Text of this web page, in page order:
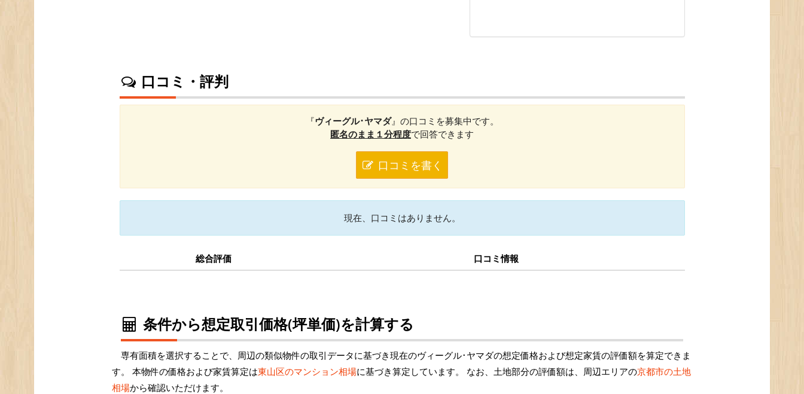
口コミ・評判
『ヴィーグル･ヤマダ』の口コミを募集中です。
匿名のまま１分程度で回答できます
口コミを書く
現在、口コミはありません。
総合評価 口コミ情報
条件から想定取引価格(坪単価)を計算する
専有面積を選択することで、周辺の類似物件の取引データに基づき現在のヴィーグル･ヤマダの想定価格および想定家賃の評価額を算定できま
す。 本物件の価格および家賃算定は東山区のマンション相場に基づき算定しています。 なお、土地部分の評価額は、周辺エリアの京都市の土地
相場から確認いただけます。